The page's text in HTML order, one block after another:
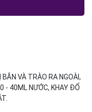
BẮN VÀ TRÀO RA NGOÀI,
- 40ML NƯỚC, KHAY ĐỔ